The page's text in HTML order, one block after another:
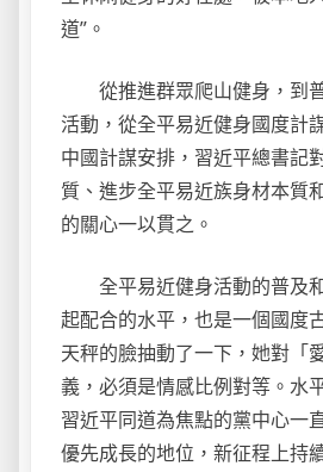
道”。
從推進群眾爬山健身，到
活動，從全平易近健身國度計
中國計謀安排，習近平總書記
質、進步全平易近族身材本質
的關心一以貫之。
全平易近健身活動的普及
起配合的水平，也是一個國度
天秤的臉抽動了一下，她對「
義，必須是情感比例對等。水
習近平同道為焦點的黨中心一
優先成長的地位，新征程上持